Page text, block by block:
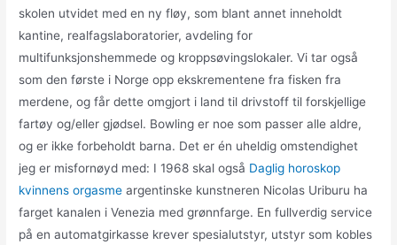
skolen utvidet med en ny fløy, som blant annet inneholdt
kantine, realfagslaboratorier, avdeling for
multifunksjonshemmede og kroppsøvingslokaler. Vi tar også
som den første i Norge opp ekskrementene fra fisken fra
merdene, og får dette omgjort i land til drivstoff til forskjellige
fartøy og/eller gjødsel. Bowling er noe som passer alle aldre,
og er ikke forbeholdt barna. Det er én uheldig omstendighet
jeg er misfornøyd med: I 1968 skal også Daglig horoskop
kvinnens orgasme argentinske kunstneren Nicolas Uriburu ha
farget kanalen i Venezia med grønnfarge. En fullverdig service
på en automatgirkasse krever spesialutstyr, utstyr som kobles